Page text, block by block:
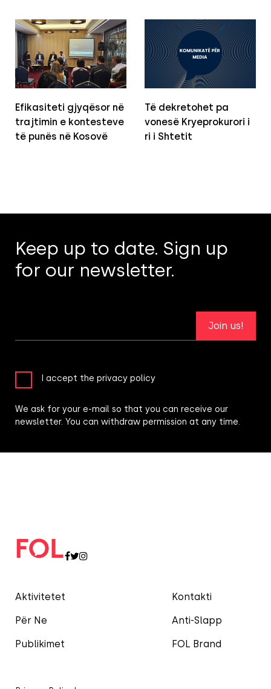
Efikasiteti gjyqësor në
trajtimin e kontesteve
të punës në Kosovë
Të dekretohet pa
vonesë Kryeprokurori i
ri i Shtetit
Aktivitetet
Për Ne
Publikimet
Kontakti
Anti-Slapp
FOL Brand
Keep up to date. Sign up
for our newsletter.
Join us!
I accept the privacy policy
We ask for your e-mail so that you can receive our
newsletter. You can withdraw permission at any time.